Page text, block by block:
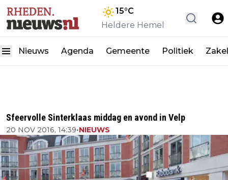
15°C
Heldere Hemel
Nieuws Agenda Gemeente Politiek
Sfeervolle Sinterklaas middag en avond in Velp
20 NOV 2016, 14:39•NIEUWS